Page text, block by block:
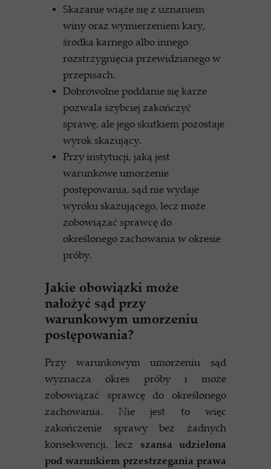
Skazanie wiąże się z uznaniem
winy oraz wymierzeniem kary,
środka karnego albo innego
rozstrzygnięcia przewidzianego w
przepisach.
Dobrowolne poddanie się karze
pozwala szybciej zakończyć
sprawę, ale jego skutkiem pozostaje
wyrok skazujący.
Przy instytucji, jaką jest
warunkowe umorzenie
postępowania, sąd nie wydaje
wyroku skazującego, lecz może
zobowiązać sprawcę do
określonego zachowania w okresie
próby.
Jakie obowiązki może
nałożyć sąd przy
warunkowym umorzeniu
postępowania?
Przy warunkowym umorzeniu sąd
wyznacza okres próby i może
zobowiązać sprawcę do określonego
zachowania. Nie jest to więc
zakończenie sprawy bez żadnych
konsekwencji, lecz szansa udzielona
pod warunkiem przestrzegania prawa